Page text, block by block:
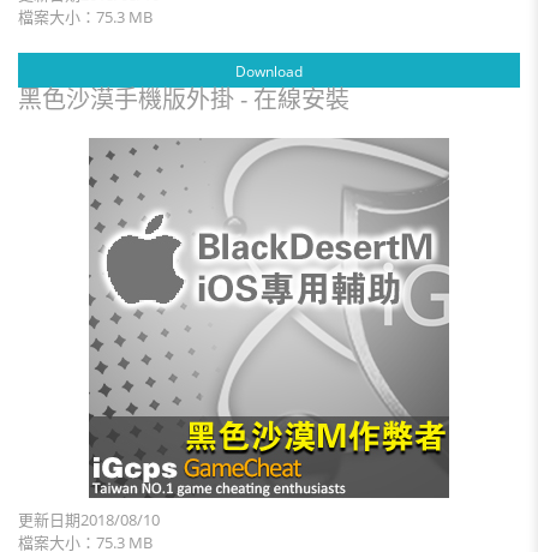
檔案大小：75.3 MB
Download
黑色沙漠手機版外掛 - 在線安裝
更新日期2018/08/10
檔案大小：75.3 MB